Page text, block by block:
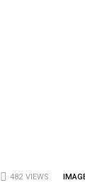
482 VIEWS